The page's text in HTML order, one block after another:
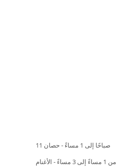
11 صباحًا إلى 1 مساءً - حصان
من 1 مساءً إلى 3 مساءً - الأغنام